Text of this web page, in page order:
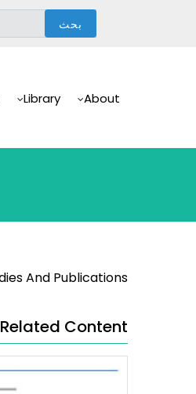
Navigation
About
Library
And Publications
Related Content